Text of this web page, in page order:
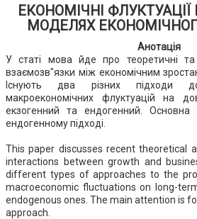
ЕКОНОМІЧНІ
МОДЕЛЯХ
Анотація
У статі мова йде про теоретичні та
взаємозв"язки між економічним
Існують два різних підходи
макроекономічних флуктуацій на
екзогенний та ендогенний.
ендогенному підході.
This paper discusses recent theoretical
interactions between growth and
different types of approaches to the
macroeconomic fluctuations on long-
endogenous ones. The main attention is
approach.